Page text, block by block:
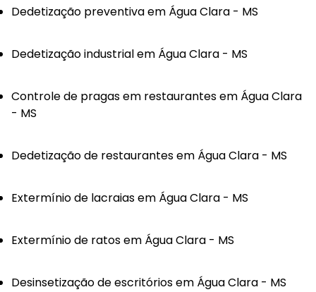
Dedetização preventiva em Água Clara - MS
Dedetização industrial em Água Clara - MS
Controle de pragas em restaurantes em Água Clara
- MS
Dedetização de restaurantes em Água Clara - MS
Extermínio de lacraias em Água Clara - MS
Extermínio de ratos em Água Clara - MS
Desinsetização de escritórios em Água Clara - MS